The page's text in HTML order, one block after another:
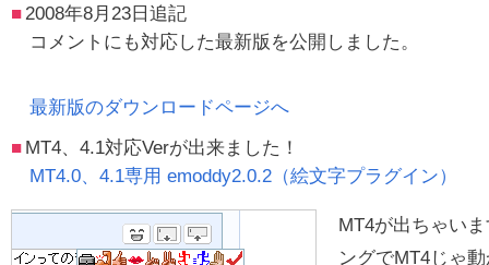
2008年8月23日追記
コメントにも対応した最新版を公開しました。
最新版のダウンロードページへ
MT4、4.1対応Verが出来ました！
MT4.0、4.1専用 emoddy2.0.2（絵文字プラグイン）
MT4が出ちゃい
ングでMT4じゃ